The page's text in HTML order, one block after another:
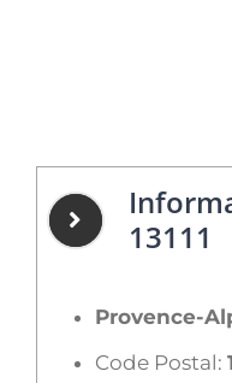
13111
Provence-
Code Postal: